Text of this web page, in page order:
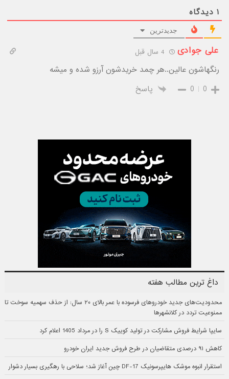
۱ دیدگاه
جدیدترین
علی جوادی
رنگهاشون عالین..هر چمد خریدشون آرزو شده و میشه
0
0 پاسخ
داغ ترین مطالب هفته
محدودیت‌های جدید خودروهای فرسوده با عمر بالای ۲۰ سال: از حذف سهمیه سوخت تا
ممنوعیت تردد در کلانشهرها
سایپا شرایط فروش مشارکت در تولید کوییک S را در مرداد 1405 اعلام کرد
کاهش ۹۱ درصدی متقاضیان در طرح فروش جدید ایران خودرو
استقرار انبوه موشک هایپرسونیک DF-17 چین آغاز شد؛ سلاحی با رهگیری بسیار دشوار